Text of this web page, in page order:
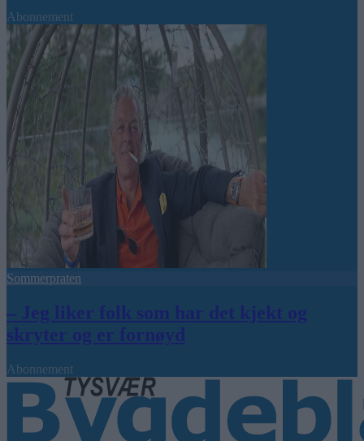
Abonnement
Sommerpraten
– Jeg liker folk som har det kjekt og
skryter og er fornøyd
Abonnement